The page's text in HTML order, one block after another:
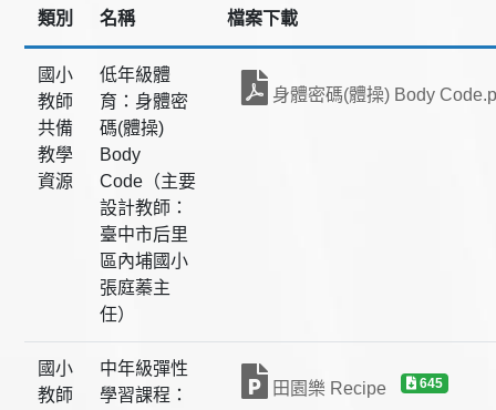
類別 名稱 檔案下載
國小
教師
共備
教學
資源
低年級體
育：身體密
碼(體操)
Body
Code（主要
設計教師：
臺中市后里
區內埔國小
張庭蓁主
任）
身體密碼(體操) Body
國小
教師
中年級彈性
學習課程：
田園樂 Recipe 645